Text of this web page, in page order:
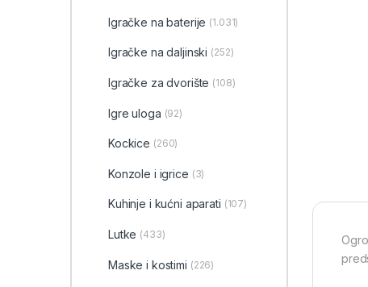
Igračke na baterije (1.031)
Igračke na daljinski (252)
‎Igračke za dvorište (108)
Igre uloga (92)
Kockice (260)
Konzole i igrice (3)
Kuhinje i kućni aparati (107)
Lutke (433)
Maske i kostimi (226)